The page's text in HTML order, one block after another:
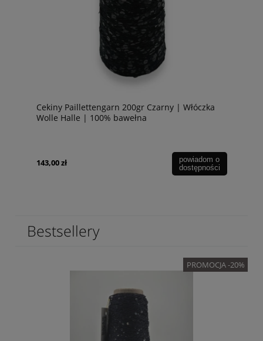
Cekiny Paillettengarn 200gr Czarny | Włóczka
Wolle Halle | 100% bawełna
143,00 zł
powiadom o
dostępności
Bestsellery
PROMOCJA -20%